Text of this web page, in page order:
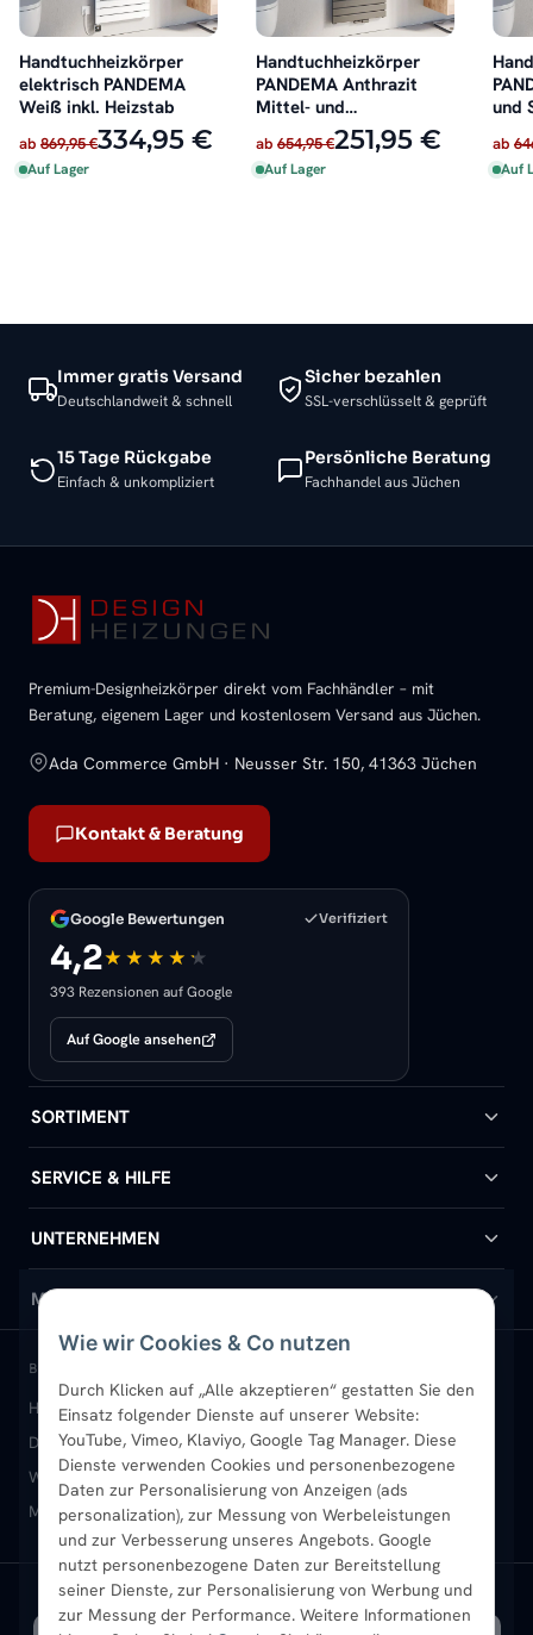
Wie wir Cookies & Co nutzen
Durch Klicken auf „Alle akzeptieren“ gestatten Sie den
Einsatz folgender Dienste auf unserer Website:
YouTube, Vimeo, Klaviyo, Google Tag Manager. Diese
Dienste verwenden Cookies und personenbezogene
Daten zur Personalisierung von Anzeigen (ads
personalization), zur Messung von Werbeleistungen
und zur Verbesserung unseres Angebots. Google
nutzt personenbezogene Daten zur Bereitstellung
seiner Dienste, zur Personalisierung von Werbung und
zur Messung der Performance. Weitere Informationen
Handtuchheizkörper
elektrisch PANDEMA
Weiß inkl. Heizstab
ab 869,95 €334,95 €
Auf Lager
Handtuchheizkörper
PANDEMA Anthrazit
Mittel- und
Seitenanschluss
ab 654,95 €251,95 €
Auf Lager
und
ab
Auf
Immer gratis Versand
Deutschlandweit & schnell
Sicher bezahlen
SSL-verschlüsselt & geprüft
15 Tage Rückgabe
Einfach & unkompliziert
Persönliche Beratung
Fachhandel aus Jüchen
Premium-Designheizkörper direkt vom Fachhändler – mit
Beratung, eigenem Lager und kostenlosem Versand aus Jüchen.
Ada Commerce GmbH · Neusser Str. 150, 41363 Jüchen
Kontakt & Beratung
Google Bewertungen Verifiziert
4,2
393 Rezensionen auf Google
Auf Google ansehen
SORTIMENT
Badheizkörper
Handtuchheizkörper
Design-Heizkörper
Paneelheizkörper
Vertikal-Heizkörper
Heizkörper-Zubehör
SERVICE & HILFE
Hilfe & Kontakt
Versand & Lieferung
Rückgabe & Widerruf
Garantie & Gewährleistung
Montageservice vor Ort
Sendung verfolgen
UNTERNEHMEN
Wir über uns
Standort & Abholung Jüchen
B2B-Kunden
Karriere
Ratgeber
Bestpreisgarantie
MEIN KONTO
Anmelden / Mein Konto
Merkliste
Newsletter
Aktuelle Angebote
BELIEBTE KATEGORIEN
Heizkörper kaufenBadheizkörperHandtuchheizkörper
Design-HeizkörperPaneelheizkörperVertikal-Heizkörper
Wandheizkörper Wohnraum-Heizkörper Badheizkörper Schwarz
Mischbetrieb-HeizkörperHeizkörper-ZubehörAktuelle Angebote
VERSAND MIT